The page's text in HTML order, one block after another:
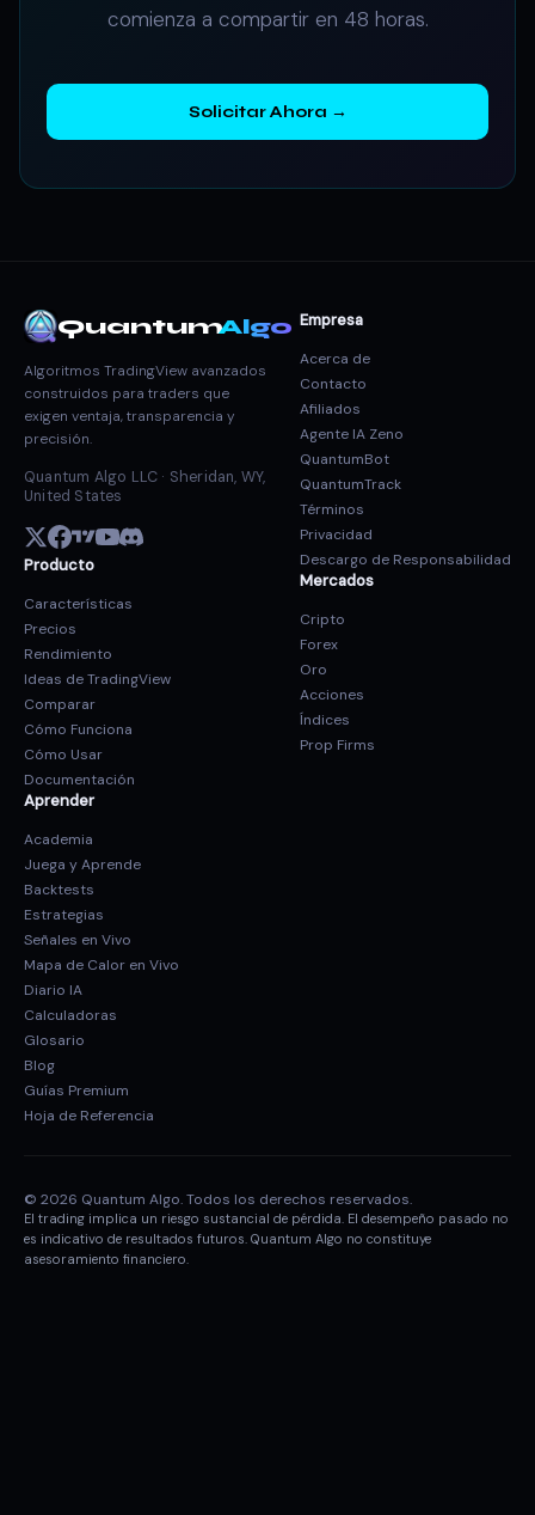
comienza a compartir en 48 horas.
Solicitar Ahora →
QuantumAlgo
Algoritmos TradingView avanzados
construidos para traders que
exigen ventaja, transparencia y
precisión.
Quantum Algo LLC · Sheridan, WY,
United States
Producto
Características
Precios
Rendimiento
Ideas de TradingView
Comparar
Cómo Funciona
Cómo Usar
Documentación
Aprender
Academia
Juega y Aprende
Backtests
Estrategias
Señales en Vivo
Mapa de Calor en Vivo
Diario IA
Calculadoras
Glosario
Blog
Guías Premium
Hoja de Referencia
Empresa
Acerca de
Contacto
Afiliados
Agente IA Zeno
QuantumBot
QuantumTrack
Términos
Privacidad
Descargo de Responsabilidad
Mercados
Cripto
Forex
Oro
Acciones
Índices
Prop Firms
© 2026 Quantum Algo. Todos los derechos reservados.
El trading implica un riesgo sustancial de pérdida. El desempeño pasado no
es indicativo de resultados futuros. Quantum Algo no constituye
asesoramiento financiero.